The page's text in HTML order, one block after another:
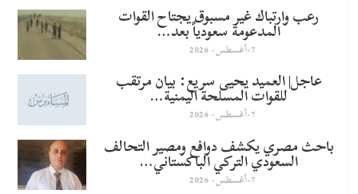
رعب وارتباك غير مسبوق يجتاح القوات
المدعومة سعودياً بعد…
7-أغسطس- 2026
عاجل| العميد يحيى سريع: بيان مرتقب
للقوات المسلحة اليمنية…
7-أغسطس- 2026
باحث مصري يكشف دوافع ومصير التحالف
السعودي التركي الباكستاني…
7-أغسطس- 2026